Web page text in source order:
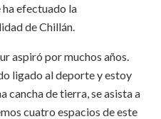
efectuado la
de Chillán.
aspiró por muchos años.
ligado al deporte y estoy
cancha de tierra, se asista a
cuatro espacios de este